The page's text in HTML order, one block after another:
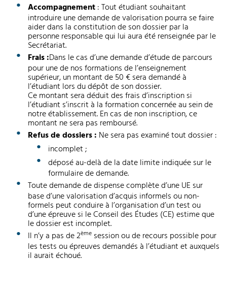
Accompagnement: Tout étudiant souhaitant
introduire une demande de valorisation pourra se faire
aider dans la constitution de son dossier par la
personne responsable qui lui aura été renseignée par le
Secrétariat.
Frais :Dans le cas d’une demande d’étude de parcours
pour une de nos formations de l’enseignement
supérieur, un montant de 50 € sera demandé à
l’étudiant lors du dépôt de son dossier.
Ce montant sera déduit des frais d’inscription si
l’étudiant s’inscrit à la formation concernée au sein de
notre établissement. En cas de non inscription, ce
montant ne sera pas remboursé.
Refus de dossiers : Ne sera pas examiné tout dossier :
incomplet ;
déposé au-delà de la date limite indiquée sur le
formulaire de demande.
Toute demande de dispense complète d’une UE sur
base d’une valorisation d’acquis informels ou non-
formels peut conduire à l’organisation d’un test ou
d’une épreuve si le Conseil des Études (CE) estime que
le dossier est incomplet.
Il n’y a pas de 2ème session ou de recours possible pour
les tests ou épreuves demandés à l’étudiant et auxquels
il aurait échoué.